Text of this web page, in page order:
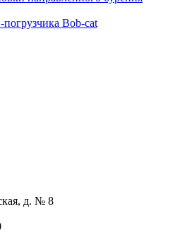
Bob-cat
д. № 8